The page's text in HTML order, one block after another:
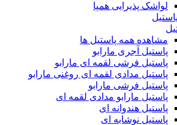
لواشک پذیرایی همپا
مشاهده همه پاستیل ها
پاستیل آجری مارابو
پاستیل فرشی لقمه ای مارابو
پاستیل مدادی لقمه ای روغنی مارابو
پاستیل فرشی مارابو
پاستیل مارابو مدادی لقمه ای
پاستیل هندوانه ای
پاستیل نوشابه ای